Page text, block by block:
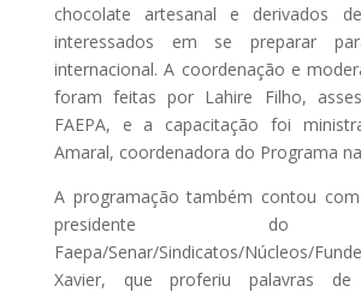
chocolate artesanal e derivados
interessados em se preparar
internacional. A coordenação e
foram feitas por Lahire Filho,
FAEPA, e a capacitação foi
Amaral, coordenadora do Programa
A programação também contou
presidente do
Faepa/Senar/Sindicatos/Núcleos/
Xavier, que proferiu palavras de